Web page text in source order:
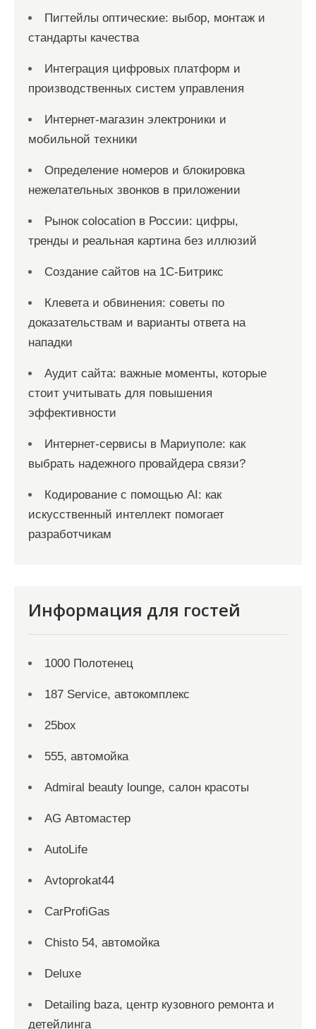
Пигтейлы оптические: выбор, монтаж и
стандарты качества
Интеграция цифровых платформ и
производственных систем управления
Интернет-магазин электроники и
мобильной техники
Определение номеров и блокировка
нежелательных звонков в приложении
Рынок colocation в России: цифры,
тренды и реальная картина без иллюзий
Создание сайтов на 1С-Битрикс
Клевета и обвинения: советы по
доказательствам и варианты ответа на
нападки
Аудит сайта: важные моменты, которые
стоит учитывать для повышения
эффективности
Интернет-сервисы в Мариуполе: как
выбрать надежного провайдера связи?
Кодирование с помощью AI: как
искусственный интеллект помогает
разработчикам
Информация для гостей
1000 Полотенец
187 Service, автокомплекс
25box
555, автомойка
Admiral beauty lounge, салон красоты
AG Автомастер
AutoLife
Avtoprokat44
CarProfiGas
Chisto 54, автомойка
Deluxe
Detailing baza, центр кузовного ремонта и
детейлинга